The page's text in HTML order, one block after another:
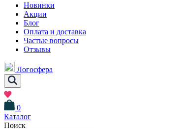
Новинки
Акции
Блог
Оплата и доставка
Частые вопросы
Отзывы
Логосфера
0
Каталог
Поиск